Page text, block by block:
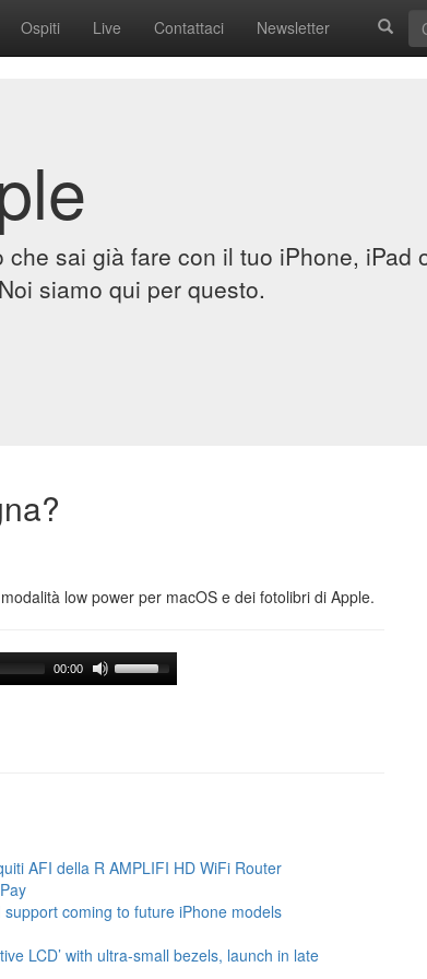
Ospiti Live Contattaci Newsletter
sai già fare con il tuo iPhone, iPad
siamo qui per questo.
low power per macOS e dei fotolibri di Apple.
00:00
AFI della R AMPLIFI HD WiFi Router
coming to future iPhone models
LCD’ with ultra-small bezels, launch in late